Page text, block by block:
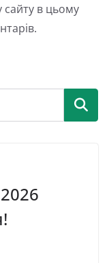
сайту в цьому